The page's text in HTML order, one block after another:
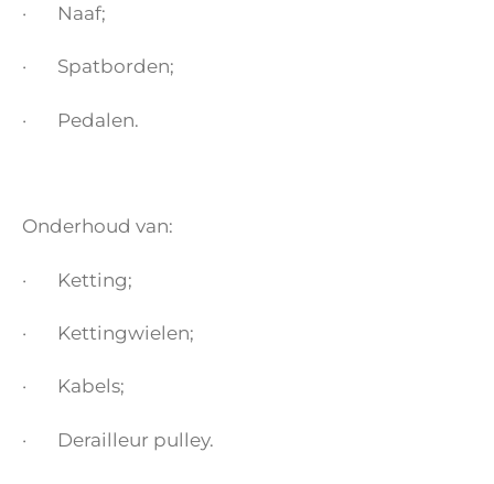
· Naaf;
· Spatborden;
· Pedalen.
Onderhoud van:
· Ketting;
· Kettingwielen;
· Kabels;
· Derailleur pulley.